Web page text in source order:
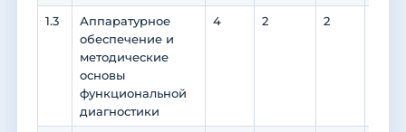
1.3
Аппаратурное
обеспечение и
методические
основы
функциональной
диагностики
4 2 2